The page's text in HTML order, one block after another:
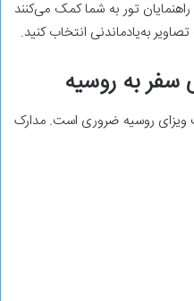
تور به شما کمک می‌کنند
به‌یادماندنی انتخاب کنید.
سفر به روسیه
ویزای روسیه ضروری است. مدارک